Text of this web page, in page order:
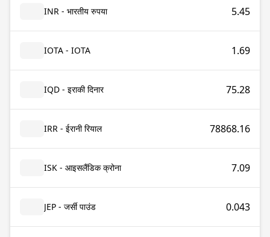
INR - भारतीय रुपया 5.45
IOTA - IOTA 1.69
IQD - इराकी दिनार 75.28
IRR - ईरानी रियाल 78868.16
ISK - आइसलैंडिक क्रोना 7.09
JEP - जर्सी पाउंड 0.043